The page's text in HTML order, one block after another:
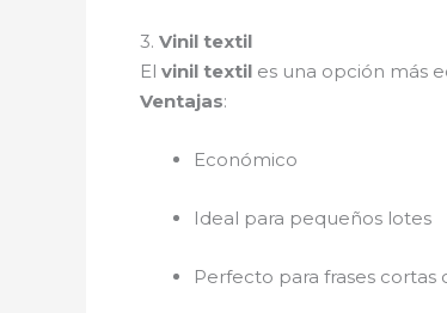
3. Vinil textil
El vinil textil es una opción más
Ventajas:
Económico
Ideal para pequeños lotes
Perfecto para frases cortas